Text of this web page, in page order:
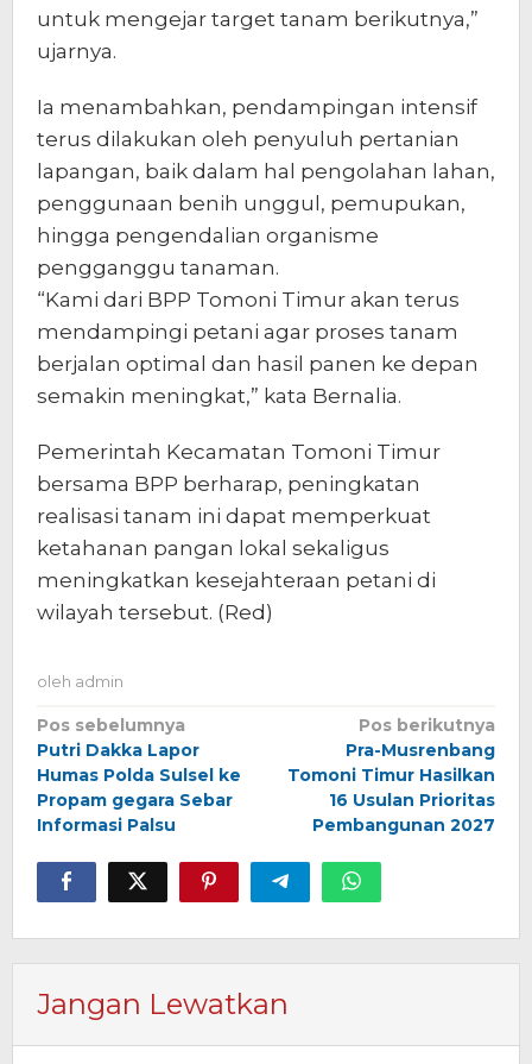
untuk mengejar target tanam berikutnya,”
ujarnya.
Ia menambahkan, pendampingan intensif
terus dilakukan oleh penyuluh pertanian
lapangan, baik dalam hal pengolahan lahan,
penggunaan benih unggul, pemupukan,
hingga pengendalian organisme
pengganggu tanaman.
“Kami dari BPP Tomoni Timur akan terus
mendampingi petani agar proses tanam
berjalan optimal dan hasil panen ke depan
semakin meningkat,” kata Bernalia.
Pemerintah Kecamatan Tomoni Timur
bersama BPP berharap, peningkatan
realisasi tanam ini dapat memperkuat
ketahanan pangan lokal sekaligus
meningkatkan kesejahteraan petani di
wilayah tersebut. (Red)
oleh admin
Navigasi
pos
Pos sebelumnya
Putri Dakka Lapor
Humas Polda Sulsel ke
Propam gegara Sebar
Informasi Palsu
Pos berikutnya
Pra-Musrenbang
Tomoni Timur Hasilkan
16 Usulan Prioritas
Pembangunan 2027
Jangan Lewatkan